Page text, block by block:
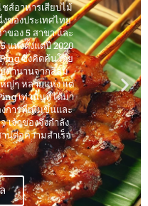
ส์อาหารเสียบไม้
ของประเทศไทย
ของ 5 สาขา และ
แห่งตั้งแต่ปี 2020
ซึ่งคิดค้นโดย
ตำนานจากสีลม
ญ่ๆ หลายแห่ง แต่
เท่านั้นที่ได้มา
การที่เพิ่มขึ้นและ
เจ้าของจึงกำลัง
นต่อความสำเร็จ